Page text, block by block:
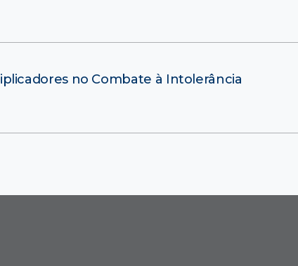
no Combate à Intolerância